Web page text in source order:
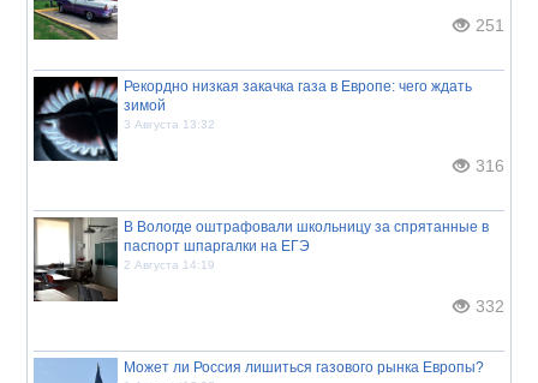
251
Рекордно низкая закачка газа в Европе: чего ждать
зимой
3 Августа 13:32
316
В Вологде оштрафовали школьницу за спрятанные в
паспорт шпаргалки на ЕГЭ
2 Августа 14:19
332
Может ли Россия лишиться газового рынка Европы?